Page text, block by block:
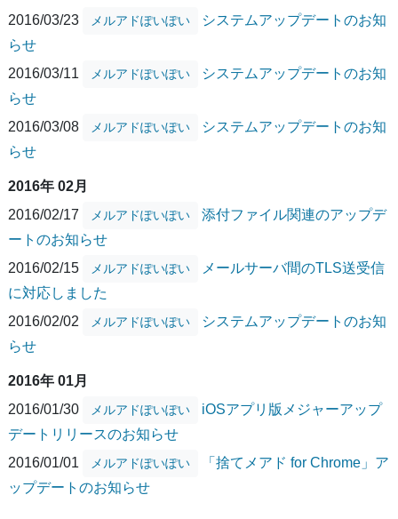
2016/03/23
メルアドぽいぽい
システムアップデートのお知
らせ
2016/03/11
メルアドぽいぽい
システムアップデートのお知
らせ
2016/03/08
メルアドぽいぽい
システムアップデートのお知
らせ
2016年 02月
2016/02/17
メルアドぽいぽい
添付ファイル関連のアップデ
ートのお知らせ
2016/02/15
メルアドぽいぽい
メールサーバ間のTLS送受信
に対応しました
2016/02/02
メルアドぽいぽい
システムアップデートのお知
らせ
2016年 01月
2016/01/30
メルアドぽいぽい
iOSアプリ版メジャーアップ
デートリリースのお知らせ
2016/01/01
メルアドぽいぽい
「捨てメアド for Chrome」ア
ップデートのお知らせ